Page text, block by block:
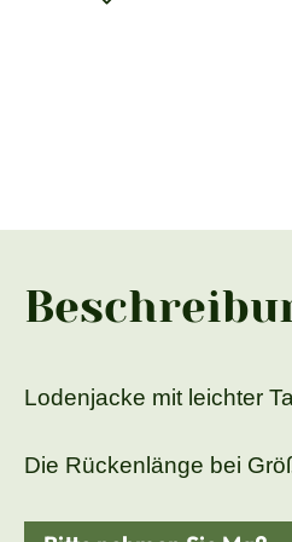
Lodenjacke mit leichter
Die Rückenlänge bei